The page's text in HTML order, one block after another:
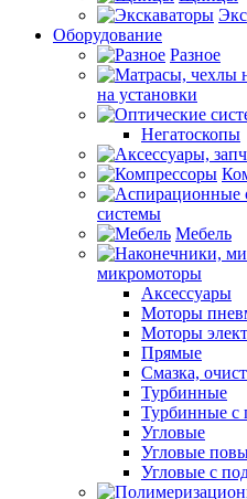
Оборудование
Разное
на установки
Негатоскопы
системы
Мебель
микромоторы
Аксессуары
Моторы
Моторы
Прямые
Смазка,
Турбинные
Турбинные с
Угловые
Угловые
Угловые с